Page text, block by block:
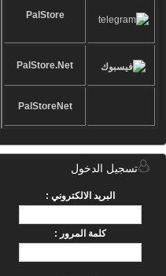
PalStore
PalStore.Net
PalStoreNet
تسجيل الدخول
البريد الالكتروني :
كلمة المرور :